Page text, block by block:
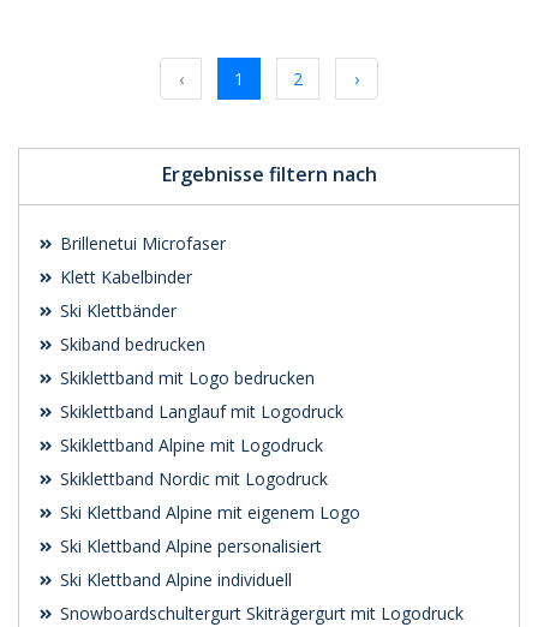
Ergebnisse filtern nach
Brillenetui Microfaser
Klett Kabelbinder
Ski Klettbänder
Skiband bedrucken
Skiklettband mit Logo bedrucken
Skiklettband Langlauf mit Logodruck
Skiklettband Alpine mit Logodruck
Skiklettband Nordic mit Logodruck
Ski Klettband Alpine mit eigenem Logo
Ski Klettband Alpine personalisiert
Ski Klettband Alpine individuell
Snowboardschultergurt Skiträgergurt mit Logodruck
‹ 1 2 ›